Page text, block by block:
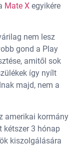
Mate X egyikére
nem lesz
gond a Play
amitől sok
így nyílt
majd, nem a
amerikai kormány
kétszer 3 hónap
kiszolgálására